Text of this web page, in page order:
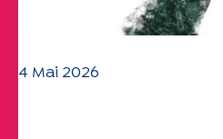
4 Mai 2026